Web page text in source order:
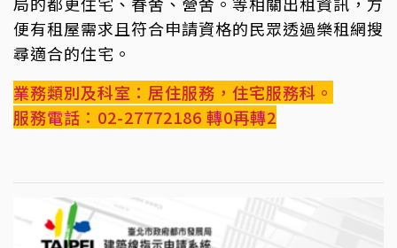
便有租屋需求且符合申請資格的民眾透過樂租網搜
尋適合的住宅。
業務類別及科室：居住服務，住宅服務科。
服務電話：02-27772186 轉0再轉2